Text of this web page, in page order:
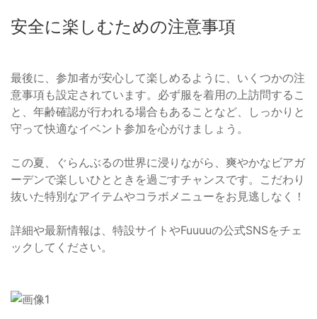
安全に楽しむための注意事項
最後に、参加者が安心して楽しめるように、いくつかの注
意事項も設定されています。必ず服を着用の上訪問するこ
と、年齢確認が行われる場合もあることなど、しっかりと
守って快適なイベント参加を心がけましょう。
この夏、ぐらんぶるの世界に浸りながら、爽やかなビアガ
ーデンで楽しいひとときを過ごすチャンスです。こだわり
抜いた特別なアイテムやコラボメニューをお見逃しなく！
詳細や最新情報は、特設サイトやFuuuuの公式SNSをチェ
ックしてください。